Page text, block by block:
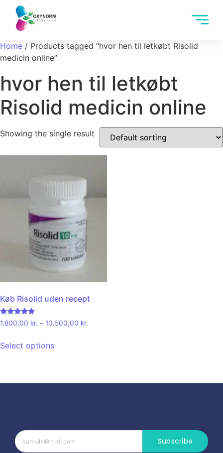
Home / Products tagged “hvor hen til letkøbt Risolid
medicin online”
hvor hen til letkøbt
Risolid medicin online
Showing the single result
Køb Risolid uden recept
Rated
4.67
1.800,00 kr. – 10.500,00 kr.
Select options
Subscribe